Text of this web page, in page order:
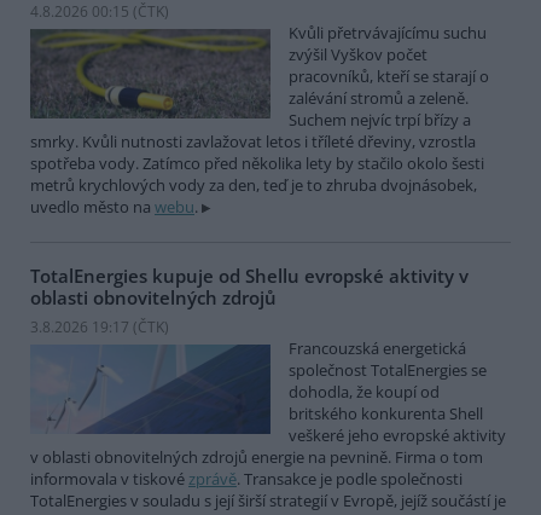
4.8.2026 00:15 (ČTK)
Kvůli přetrvávajícímu suchu
zvýšil Vyškov počet
pracovníků, kteří se starají o
zalévání stromů a zeleně.
Suchem nejvíc trpí břízy a
smrky. Kvůli nutnosti zavlažovat letos i tříleté dřeviny, vzrostla
spotřeba vody. Zatímco před několika lety by stačilo okolo šesti
metrů krychlových vody za den, teď je to zhruba dvojnásobek,
uvedlo město na webu.
TotalEnergies kupuje od Shellu evropské aktivity v
oblasti obnovitelných zdrojů
3.8.2026 19:17 (ČTK)
Francouzská energetická
společnost TotalEnergies se
dohodla, že koupí od
britského konkurenta Shell
veškeré jeho evropské aktivity
v oblasti obnovitelných zdrojů energie na pevnině. Firma o tom
informovala v tiskovézprávě. Transakce je podle společnosti
TotalEnergies v souladu s její širší strategií v Evropě, jejíž součástí je